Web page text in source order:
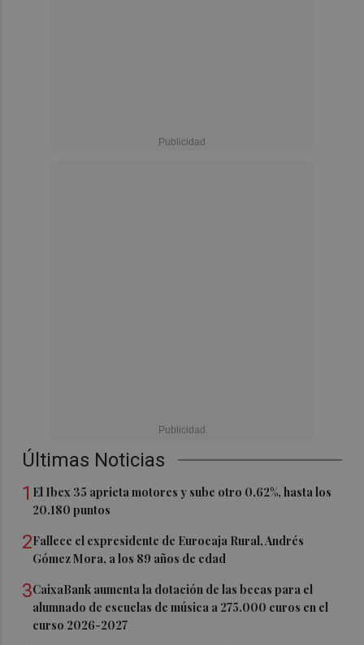
Últimas Noticias
1 El Ibex 35 aprieta motores y sube otro 0,62%, hasta los
20.180 puntos
2Fallece el expresidente de Eurocaja Rural, Andrés
Gómez Mora, a los 89 años de edad
3CaixaBank aumenta la dotación de las becas para el
alumnado de escuelas de música a 275.000 euros en el
curso 2026-2027